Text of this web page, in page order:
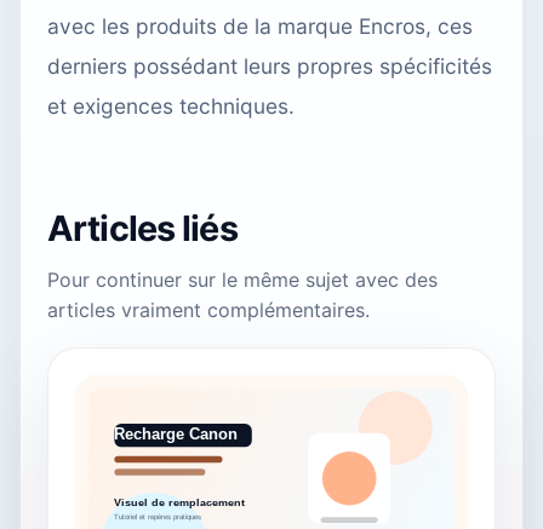
avec les produits de la marque Encros, ces
derniers possédant leurs propres spécificités
et exigences techniques.
Articles liés
Pour continuer sur le même sujet avec des
articles vraiment complémentaires.